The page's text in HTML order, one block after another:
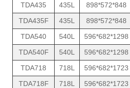
TDA435
435L 898*572*848
TDA435F
435L 898*572*848
TDA540
540L 596*682*1298
TDA540F
540L 596*682*1298
TDA718
718L 596*682*1723
TDA718F
718L 596*682*1723